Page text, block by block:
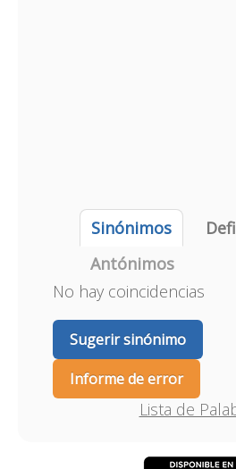
Sinónimos
Antónimos
No hay coincidencias
Sugerir sinónimo
Informe de error
Lista de